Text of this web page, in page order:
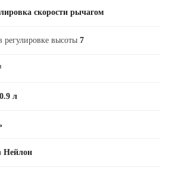
скорости рычагом
высоты 7
0.9 л
Нейлон